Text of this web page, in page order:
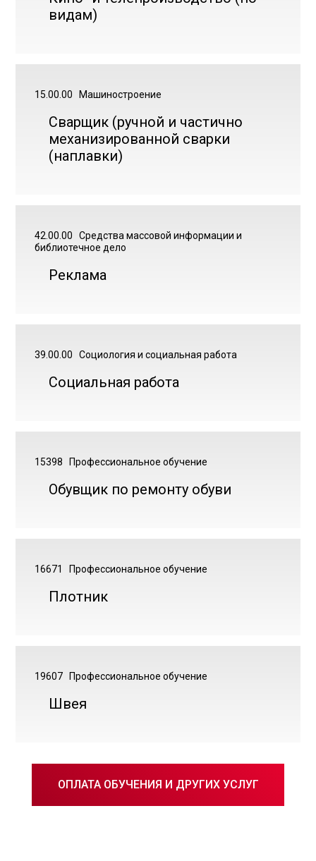
видам)
15.00.00 Машиностроение
Сварщик (ручной и частично
механизированной сварки
(наплавки)
42.00.00
Средства массовой информации и
библиотечное дело
Реклама
39.00.00 Социология и социальная работа
Социальная работа
15398 Профессиональное обучение
Обувщик по ремонту обуви
16671 Профессиональное обучение
Плотник
19607 Профессиональное обучение
Швея
ОПЛАТА ОБУЧЕНИЯ И ДРУГИХ УСЛУГ